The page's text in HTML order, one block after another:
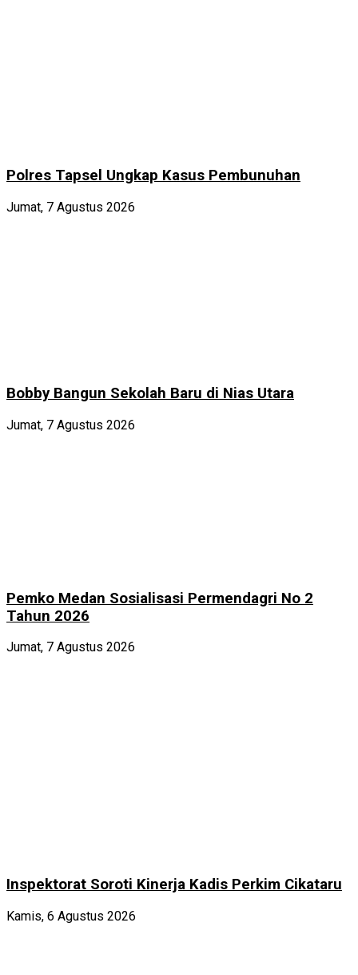
Polres Tapsel Ungkap Kasus Pembunuhan
Jumat, 7 Agustus 2026
Bobby Bangun Sekolah Baru di Nias Utara
Jumat, 7 Agustus 2026
Pemko Medan Sosialisasi Permendagri No 2
Tahun 2026
Jumat, 7 Agustus 2026
Inspektorat Soroti Kinerja Kadis Perkim Cikataru
Kamis, 6 Agustus 2026